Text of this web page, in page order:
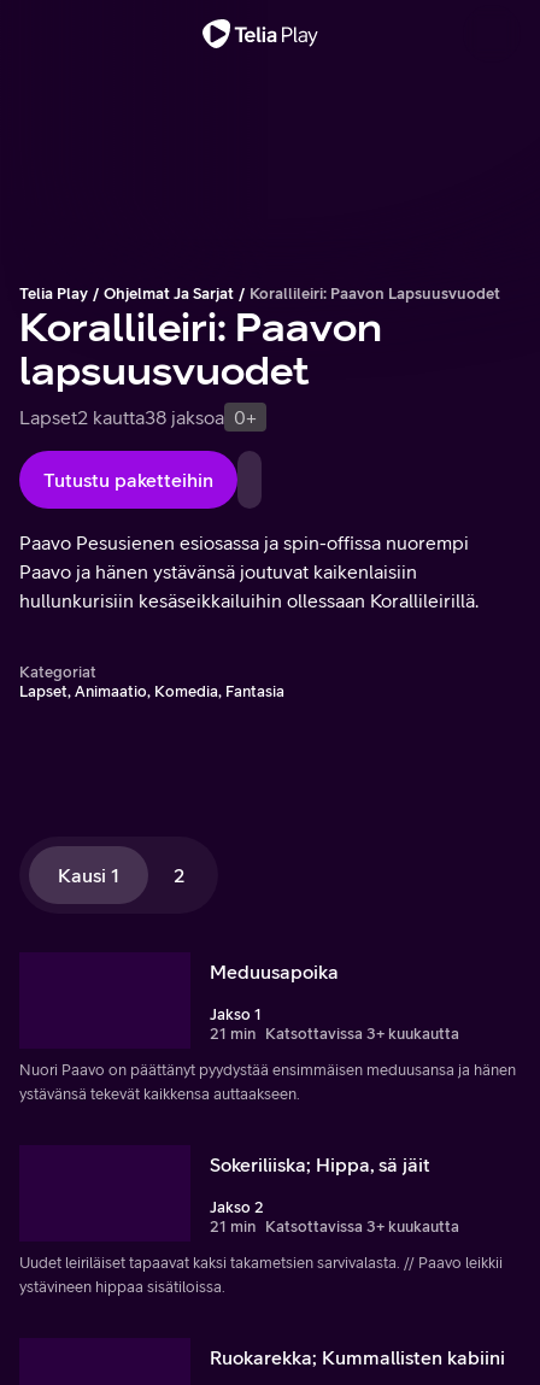
Telia Play Ohjelmat Ja Sarjat Korallileiri: Paavon Lapsuusvuodet
Korallileiri: Paavon
lapsuusvuodet
Lapset2 kautta38 jaksoa 0+
Tutustu paketteihin
Paavo Pesusienen esiosassa ja spin-offissa nuorempi
Paavo ja hänen ystävänsä joutuvat kaikenlaisiin
hullunkurisiin kesäseikkailuihin ollessaan Korallileirillä.
Kategoriat
Lapset, Animaatio, Komedia, Fantasia
Kausi 1 2
Meduusapoika
Jakso 1
21 min Katsottavissa 3+ kuukautta
Nuori Paavo on päättänyt pyydystää ensimmäisen meduusansa ja hänen
ystävänsä tekevät kaikkensa auttaakseen.
Sokeriliiska; Hippa, sä jäit
Jakso 2
21 min Katsottavissa 3+ kuukautta
Uudet leiriläiset tapaavat kaksi takametsien sarvivalasta. // Paavo leikkii
ystävineen hippaa sisätiloissa.
Ruokarekka; Kummallisten kabiini